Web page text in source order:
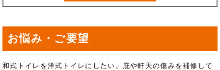
お悩み・ご要望
和式トイレを洋式トイレにしたい。庇や軒天の傷みを補修して